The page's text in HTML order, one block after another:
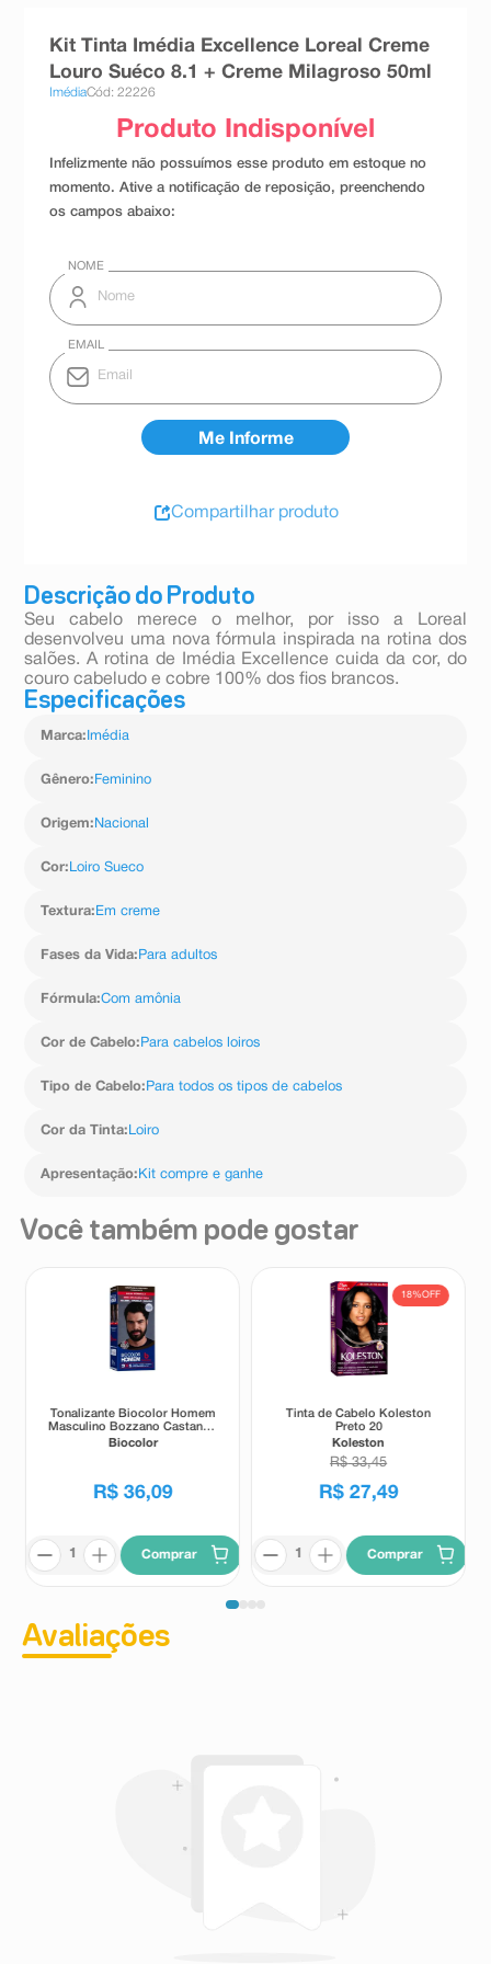
Descrição do Produto
Seu cabelo merece o melhor, por isso a Loreal
desenvolveu uma nova fórmula inspirada na rotina dos
salões. A rotina de Imédia Excellence cuida da cor, do
couro cabeludo e cobre 100% dos fios brancos.
Especificações
Marca: Imédia
Gênero: Feminino
Origem: Nacional
Cor: Loiro Sueco
Textura: Em creme
Fases da Vida: Para adultos
Fórmula:Com amônia
Cor de Cabelo: Para cabelos loiros
Tipo de Cabelo: Para todos os tipos de cabelos
Cor da Tinta: Loiro
Apresentação: Kit compre e ganhe
Kit Tinta Imédia Excellence Loreal Creme
Louro Suéco 8.1 + Creme Milagroso 50ml
ImédiaCód: 22226
Compartilhar produto
Você também pode gostar
Tonalizante Biocolor Homem
Masculino Bozzano Castanho
Escuro 3x1
Biocolor
R$ 36,09
Comprar
18%OFF
Tinta de Cabelo Koleston
Preto 20
Koleston
R$ 33,45
R$ 27,49
Comprar
Avaliações
esmalte
ºabsorvente